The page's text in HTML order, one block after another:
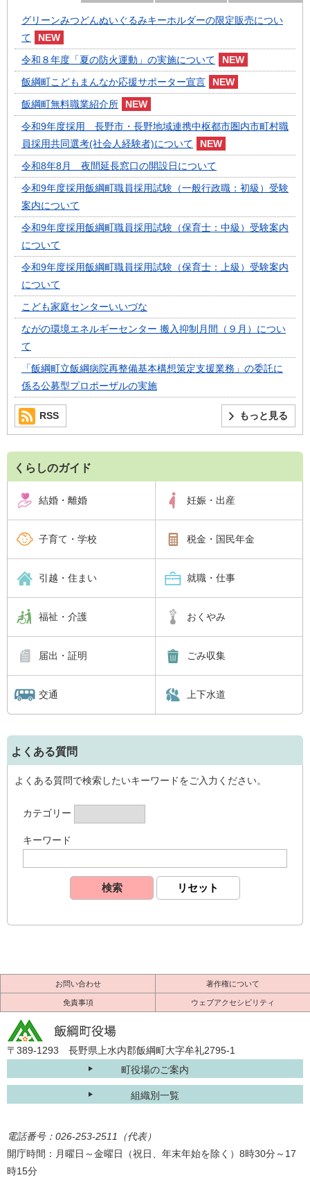
グリーンみつどんぬいぐるみキーホルダーの限定販売につい
て
令和８年度「夏の防火運動」の実施について
飯綱町こどもまんなか応援サポーター宣言
飯綱町無料職業紹介所
令和9年度採用 長野市・長野地域連携中枢都市圏内市町村職
員採用共同選考(社会人経験者)について
令和8年8月 夜間延長窓口の開設日について
令和9年度採用飯綱町職員採用試験（一般行政職：初級）受験
案内について
令和9年度採用飯綱町職員採用試験（保育士：中級）受験案内
について
令和9年度採用飯綱町職員採用試験（保育士：上級）受験案内
について
こども家庭センターいいづな
ながの環境エネルギーセンター 搬入抑制月間（９月）につい
て
「飯綱町立飯綱病院再整備基本構想策定支援業務」の委託に
係る公募型プロポーザルの実施
もっと見る
RSS
くらしのガイド
結婚・離婚 妊娠・出産
子育て・学校 税金・国民年金
引越・住まい 就職・仕事
福祉・介護 おくやみ
届出・証明 ごみ収集
交通 上下水道
よくある質問
よくある質問で検索したいキーワードをご入力ください。
カテゴリー
キーワード
お問い合わせ 著作権について
免責事項 ウェブアクセシビリティ
〒389-1293 長野県上水内郡飯綱町大字牟礼2795-1
町役場のご案内
組織別一覧
電話番号：026-253-2511（代表）
開庁時間：月曜日～金曜日（祝日、年末年始を除く）8時30分～17
時15分